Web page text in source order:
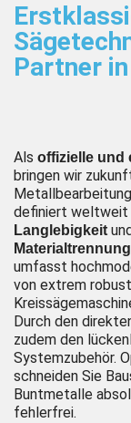
Partner
Als offizielle und
bringen wir
definiert weltweit
Langlebigkeit
Materialtrennung
umfasst
von extrem
Durch den
zudem den
Systemzubehör.
schneiden Sie
Buntmetalle
fehlerfrei.